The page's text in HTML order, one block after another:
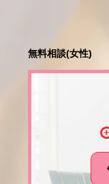
無料相談(女性)